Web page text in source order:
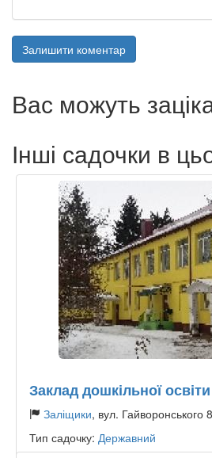
Залишити коментар
Вас можуть
Інші садочки в
Заклад дошкільної
Заліщики, вул. Гайворонського 8
Тип садочку: Державний